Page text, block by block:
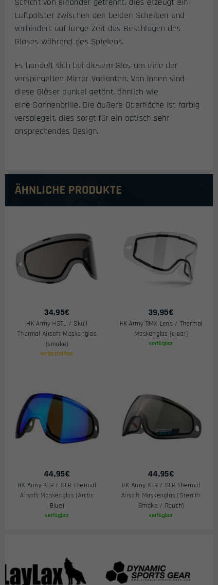
Schicht von einander getrennt, dies erzeugt ein
Luftpolster zwischen den beiden Scheiben und
verhindert auf lange Zeit das Beschlagen des
Glases während des Spielens.
Es handelt sich bei diesem Glas um eine der
verspiegelten Mirror Varianten. Von innen sind
diese Gläser dunkel getönt, ähnlich wie
eine Sonnenbrille. Die äußere Oberfläche ist farbig
verspiegelt, dies sorgt für ein optisch sehr
ansprechendes Design.
ÄHNLICHE PRODUKTE
34,95€
HK Army HSTL / Skull
Thermal Airsoft Maskenglas
(smoke)
vorbestellbar
39,95€
HK Army RMX Lens / Thermal
Maskenglas (clear)
verfügbar
44,95€
HK Army KLR / SLR Thermal
Airsoft Maskenglas (Arctic
Blue)
verfügbar
44,95€
HK Army KLR / SLR Thermal
Airsoft Maskenglas (Stealth
Smoke / Rauch)
verfügbar